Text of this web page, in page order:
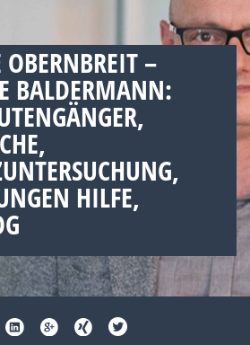
–
BALDERMANN:
HILFE,